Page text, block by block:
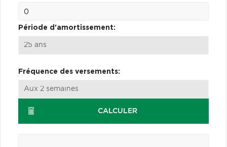
Période d'amortissement:
Fréquence des versements:
CALCULER